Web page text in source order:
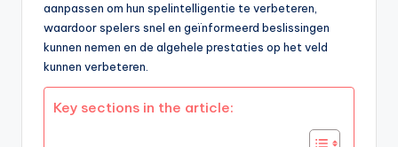
aanpassen om hun spelintelligentie te verbeteren,
waardoor spelers snel en geïnformeerd beslissingen
kunnen nemen en de algehele prestaties op het veld
kunnen verbeteren.
Key sections in the article: